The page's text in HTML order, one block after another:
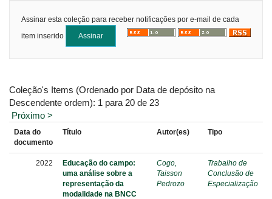
Assinar esta coleção para receber notificações por e-mail de cada
item inserido
Coleção's Items (Ordenado por Data de depósito na
Descendente ordem): 1 para 20 de 23
Próximo >
Data do
documento
Título Autor(es) Tipo
2022
Educação do campo:
uma análise sobre a
representação da
modalidade na BNCC
Cogo,
Taisson
Pedrozo
Trabalho de
Conclusão de
Especialização